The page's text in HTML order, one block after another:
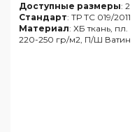
Доступные размеры: 2
Стандарт: ТР ТС 019/2011
Материал: ХБ ткань, пл.
220-250 гр/м2, П/Ш Ватин